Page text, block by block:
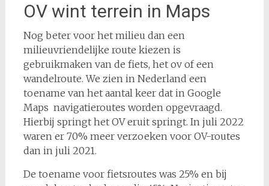
OV wint terrein in Maps
Nog beter voor het milieu dan een
milieuvriendelijke route kiezen is
gebruikmaken van de fiets, het ov of een
wandelroute. We zien in Nederland een
toename van het aantal keer dat in Google
Maps navigatieroutes worden opgevraagd.
Hierbij springt het OV eruit springt. In juli 2022
waren er 70% meer verzoeken voor OV-routes
dan in juli 2021.
De toename voor fietsroutes was 25% en bij